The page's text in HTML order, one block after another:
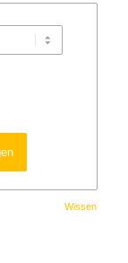
Wissen